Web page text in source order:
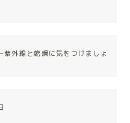
外線と乾燥に気をつけましょ